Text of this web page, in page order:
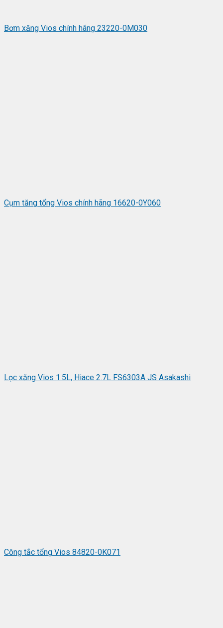
Bơm xăng Vios chính hãng 23220-0M030
Cụm tăng tổng Vios chính hãng 16620-0Y060
Lọc xăng Vios 1.5L, Hiace 2.7L FS6303A JS Asakashi
Công tắc tổng Vios 84820-0K071